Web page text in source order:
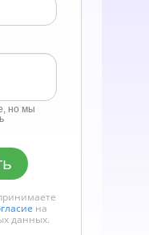
но мы
на
данных.